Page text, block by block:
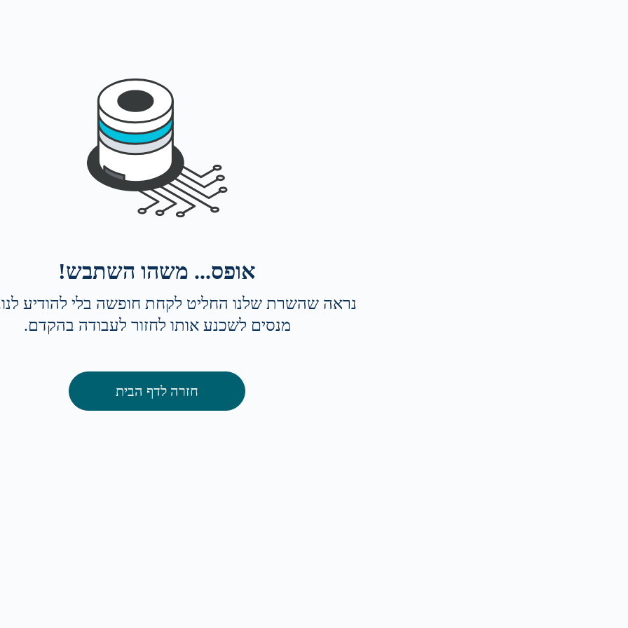
אופס... משהו השתבש!
נראה שהשרת שלנו החליט לקחת חופשה בלי להודיע
מנסים לשכנע אותו לחזור לעבודה בהקדם.
חזרה לדף הבית